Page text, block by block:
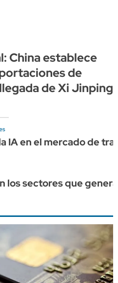
China establece
de
de Xi Jinping
IA en el mercado de
los sectores que